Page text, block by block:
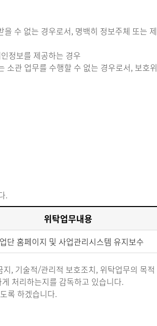
수 없는 경우로서, 명백히 정보주체 또는
정보를 제공하는 경우
관 업무를 수행할 수 없는 경우로서, 보호
.
위탁업무내용
단 홈페이지 및 사업관리시스템 유지보수
, 기술적/관리적 보호조치, 위탁업무의 목
처리하는지를 감독하고 있습니다.
록 하겠습니다.